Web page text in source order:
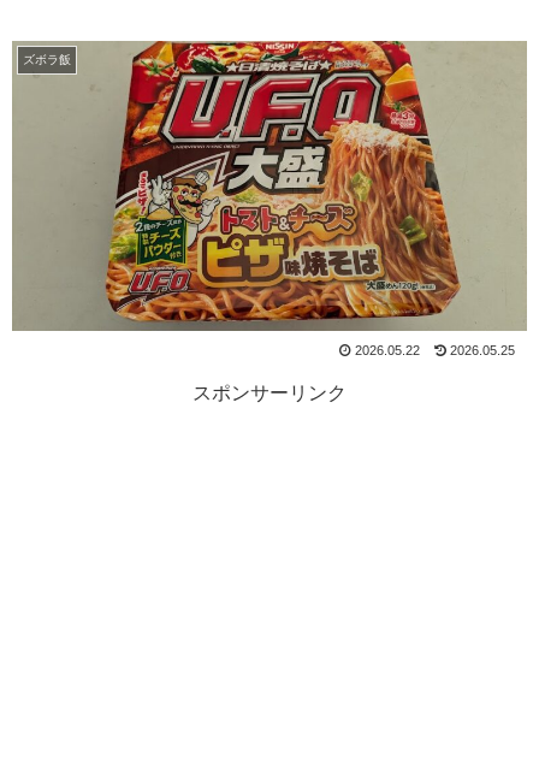
ズボラ飯
2026.05.22 2026.05.25
スポンサーリンク